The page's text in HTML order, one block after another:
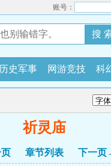
账号：
搜
历史军事 网游竞技 科
祈灵庙
章节列表 下一页